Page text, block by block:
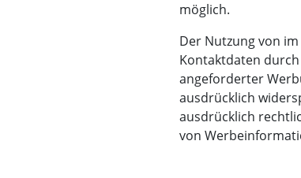
möglich.
Der Nutzung von
Kontaktdaten
angeforderter
ausdrücklich
ausdrücklich
von